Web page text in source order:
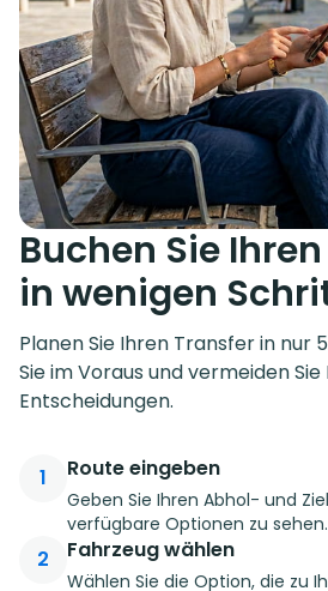
Buchen Sie
in wenigen
Planen Sie Ihren Transfer in nur
Sie im Voraus und vermeiden
Entscheidungen.
1 Route eingeben
Geben Sie Ihren Abhol- und
verfügbare Optionen zu sehen.
2 Fahrzeug wählen
Wählen Sie die Option, die zu